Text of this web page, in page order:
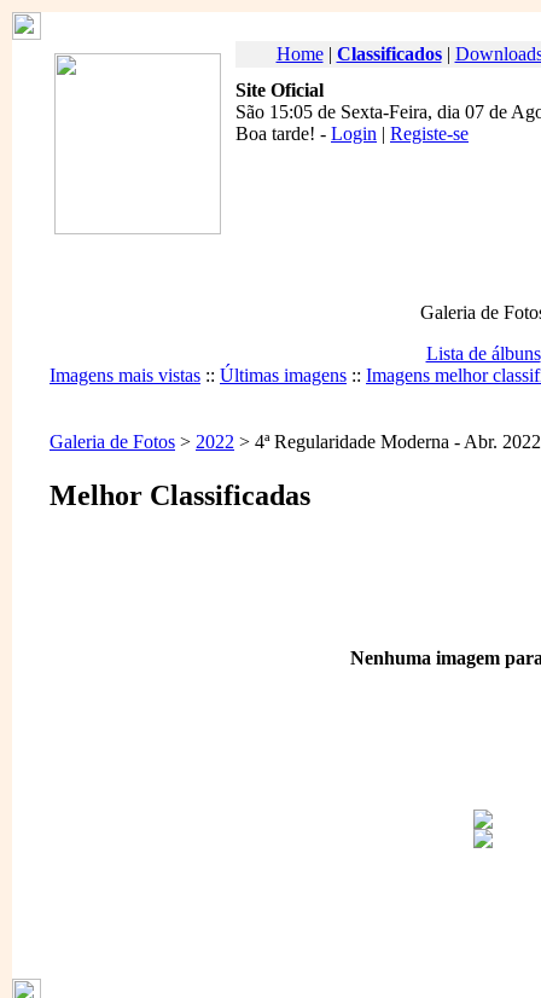
Home| Classificados|
Site Oficial
São 15:05 de Sexta-Feira, dia 07 de
Boa tarde! - Login | Registe-se
Galeria de
Lista de álbuns
Imagens mais vistas :: Últimas imagens :: Imagens melhor
Galeria de Fotos > 2022 > 4ª Regularidade Moderna - Abr. 2022
Melhor Classificadas
Nenhuma imagem